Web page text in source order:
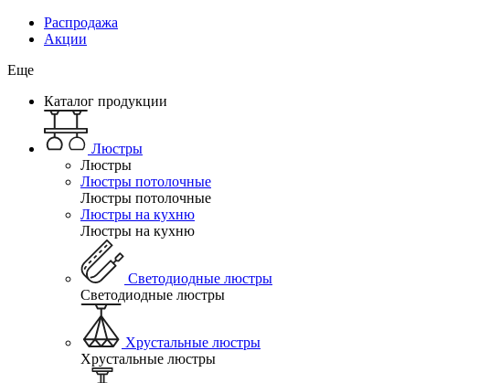
Распродажа
Акции
Еще
Каталог продукции
Люстры
Люстры
Люстры потолочные
Люстры потолочные
Люстры на кухню
Люстры на кухню
Светодиодные люстры
Светодиодные люстры
Хрустальные люстры
Хрустальные люстры